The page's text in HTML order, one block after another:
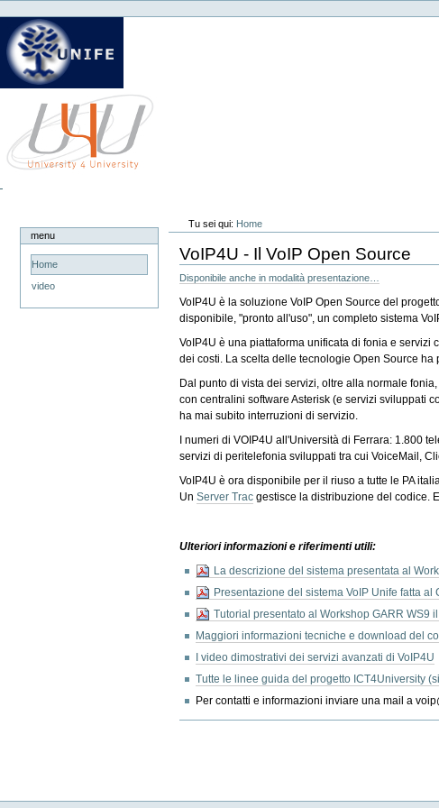
ai
contenuti.
Salta
Strumenti
personali
menu
Home
video
Tu sei qui: Home
VoIP4U - Il VoIP Open Source
Disponibile anche in modalità presentazione…
VoIP4U è la soluzione VoIP Open Source del
disponibile, "pronto all'uso", un completo sistema
VoIP4U è una piattaforma unificata di fonia e
dei costi. La scelta delle tecnologie Open Source
Dal punto di vista dei servizi, oltre alla normale
con centralini software Asterisk (e servizi sviluppati
ha mai subito interruzioni di servizio.
I numeri di VOIP4U all'Università di Ferrara: 1.800
servizi di peritelefonia sviluppati tra cui VoiceMail,
VoIP4U è ora disponibile per il riuso a tutte le PA
UnServer Trac gestisce la distribuzione del codice.
Ulteriori informazioni e riferimenti utili:
La descrizione del sistema presentata al
Presentazione del sistema VoIP Unife fatta al
Tutorial presentato al Workshop GARR WS9
Maggiori informazioni tecniche e download del
I video dimostrativi dei servizi avanzati di VoIP4U
Tutte le linee guida del progetto ICT4University
Per contatti e informazioni inviare una mail a